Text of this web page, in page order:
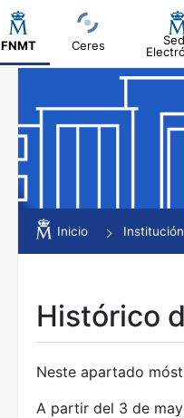
FNMT Ceres
Mostrar/Ocultar
Mostrar/Ocultar
Inicio Institución
Histórico
Neste apartado
A partir del 3 de